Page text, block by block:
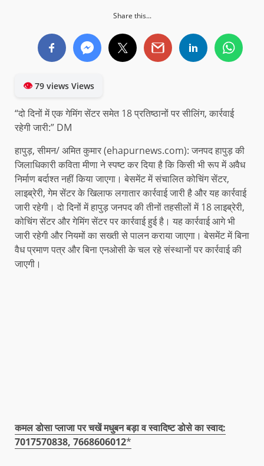
Share this...
👁79 views Views
“दो दिनों में एक गेमिंग सेंटर समेत 18 प्रतिष्ठानों पर सीलिंग, कार्रवाई
रहेगी जारी:” DM
हापुड़, सीमन/ अमित कुमार (ehapurnews.com): जनपद हापुड़ की
जिलाधिकारी कविता मीणा ने स्पष्ट कर दिया है कि किसी भी रूप में अवैध
निर्माण बर्दाश्त नहीं किया जाएगा। बेसमेंट में संचालित कोचिंग सेंटर,
लाइब्रेरी, गेम सेंटर के खिलाफ लगातार कार्रवाई जारी है और यह कार्रवाई
जारी रहेगी। दो दिनों में हापुड़ जनपद की तीनों तहसीलों में 18 लाइब्रेरी,
कोचिंग सेंटर और गेमिंग सेंटर पर कार्रवाई हुई है। यह कार्रवाई आगे भी
जारी रहेगी और नियमों का सख्ती से पालन कराया जाएगा। बेसमेंट में बिना
वैध प्रमाण पत्र और बिना एनओसी के चल रहे संस्थानों पर कार्रवाई की
जाएगी।
कमल डोसा प्लाजा पर चखें मधुबन बड़ा व स्वादिष्ट डोसे का स्वाद:
7017570838, 7668606012*